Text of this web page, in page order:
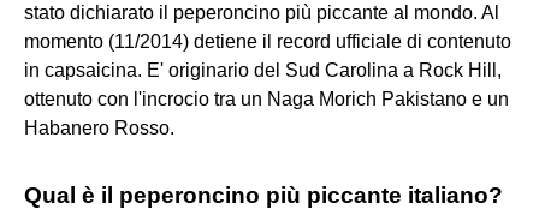
stato dichiarato il peperoncino più piccante al mondo. Al
momento (11/2014) detiene il record ufficiale di contenuto
in capsaicina. E' originario del Sud Carolina a Rock Hill,
ottenuto con l'incrocio tra un Naga Morich Pakistano e un
Habanero Rosso.
Qual è il peperoncino più piccante italiano?